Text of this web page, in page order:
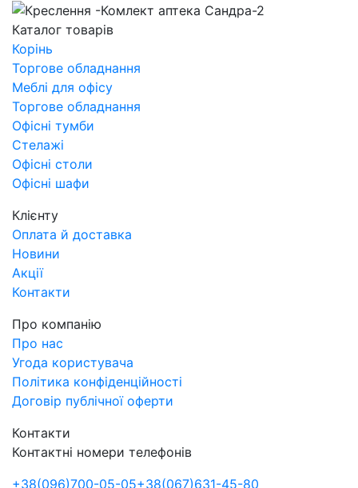
Каталог товарів
Корінь
Торгове обладнання
Меблі для офісу
Торгове обладнання
Офісні тумби
Стелажі
Офісні столи
Офісні шафи
Клієнту
Оплата й доставка
Новини
Акції
Контакти
Про компанію
Про нас
Угода користувача
Політика конфіденційності
Договір публічної оферти
Контакти
Контактні номери телефонів
+38(096)700-05-05+38(067)631-45-80